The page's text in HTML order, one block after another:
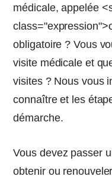
médicale, appelée
obligatoire ? Vous
visite médicale et
visites ? Nous vous
connaître et les
démarche.
Vous devez passer
obtenir ou